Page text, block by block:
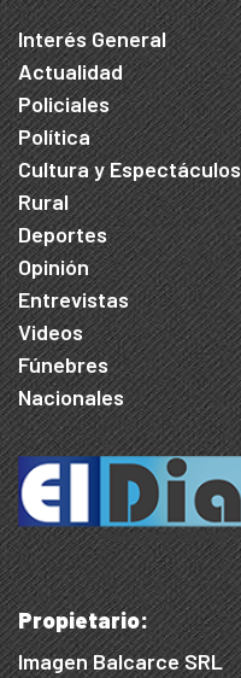
Interés General
Actualidad
Policiales
Política
Cultura y Espectáculos
Rural
Deportes
Opinión
Entrevistas
Videos
Fúnebres
Nacionales
Propietario:
Imagen Balcarce SRL